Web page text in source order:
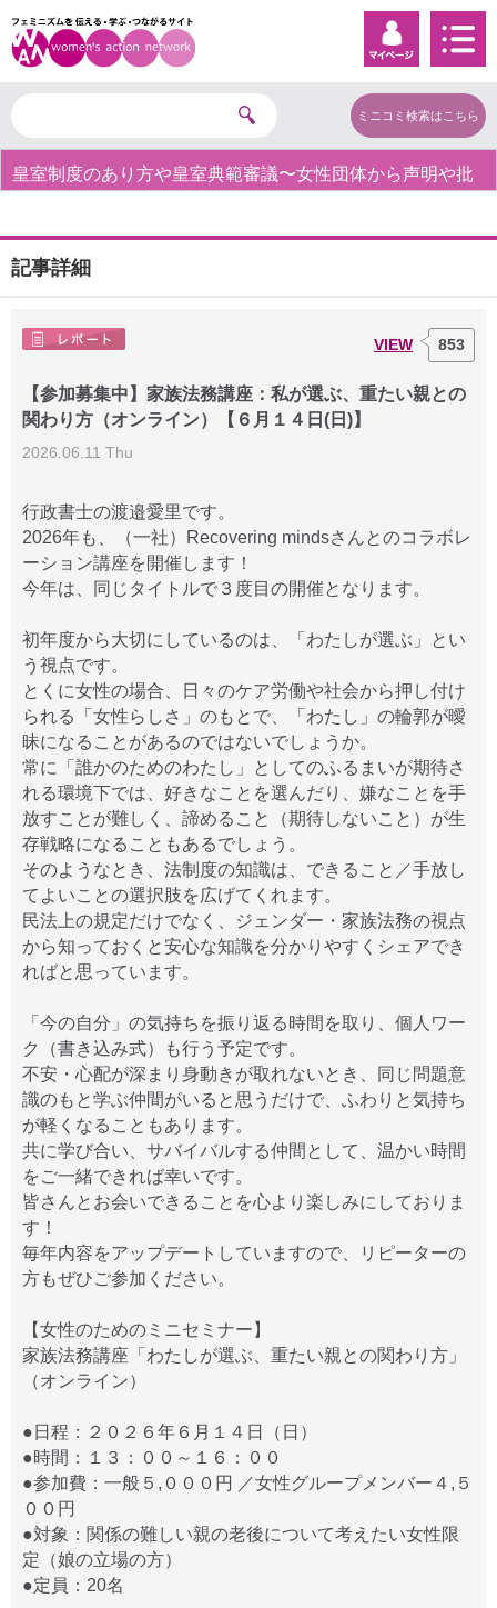
ミニコミ検索はこちら
皇室制度のあり方や皇室典範審議〜女性団体から声明や批
記事詳細
VIEW 853
【参加募集中】家族法務講座：私が選ぶ、重たい親との
関わり方（オンライン）【６月１４日(日)】
2026.06.11 Thu
行政書士の渡邉愛里です。
2026年も、（一社）Recovering mindsさんとのコラボレ
ーション講座を開催します！
今年は、同じタイトルで３度目の開催となります。
初年度から大切にしているのは、「わたしが選ぶ」とい
う視点です。
とくに女性の場合、日々のケア労働や社会から押し付け
られる「女性らしさ」のもとで、「わたし」の輪郭が曖
昧になることがあるのではないでしょうか。
常に「誰かのためのわたし」としてのふるまいが期待さ
れる環境下では、好きなことを選んだり、嫌なことを手
放すことが難しく、諦めること（期待しないこと）が生
存戦略になることもあるでしょう。
そのようなとき、法制度の知識は、できること／手放し
てよいことの選択肢を広げてくれます。
民法上の規定だけでなく、ジェンダー・家族法務の視点
から知っておくと安心な知識を分かりやすくシェアでき
ればと思っています。
「今の自分」の気持ちを振り返る時間を取り、個人ワー
ク（書き込み式）も行う予定です。
不安・心配が深まり身動きが取れないとき、同じ問題意
識のもと学ぶ仲間がいると思うだけで、ふわりと気持ち
が軽くなることもあります。
共に学び合い、サバイバルする仲間として、温かい時間
をご一緒できれば幸いです。
皆さんとお会いできることを心より楽しみにしておりま
す！
毎年内容をアップデートしていますので、リピーターの
方もぜひご参加ください。
【女性のためのミニセミナー】
​家族法務講座「わたしが選ぶ、重たい親との関わり方」
（オンライン）
●日程：２０２６年６月１４日（日）
●時間：１３：００～１６：００
●参加費：一般５,０００円 ／女性グループメンバー４,５
００円
●対象：関係の難しい親の老後について考えたい女性限
定（娘の立場の方）
●定員：20名